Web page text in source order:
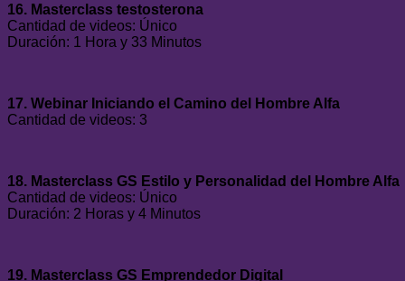
16. Masterclass testosterona
Cantidad de videos: Único
Duración: 1 Hora y 33 Minutos
17. Webinar Iniciando el Camino del Hombre Alfa
Cantidad de videos: 3
18. Masterclass GS Estilo y Personalidad del Hombre Alfa
Cantidad de videos: Único
Duración: 2 Horas y 4 Minutos
19. Masterclass GS Emprendedor Digital